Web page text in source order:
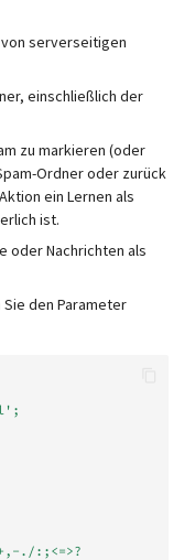
serverseitigen
einschließlich der
zu markieren (oder
Ordner oder zurück
ein Lernen als
ist.
oder Nachrichten als
den Parameter
./:;<=>?